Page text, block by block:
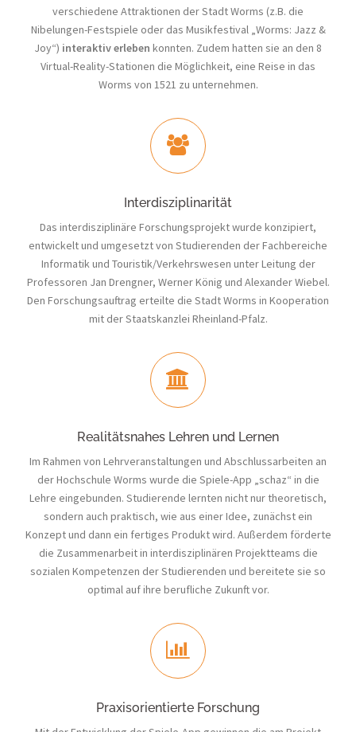
verschiedene Attraktionen der Stadt Worms (z.B. die
Nibelungen-Festspiele oder das Musikfestival „Worms: Jazz &
Joy“) interaktiv erleben konnten. Zudem hatten sie an den 8
Virtual-Reality-Stationen die Möglichkeit, eine Reise in das
Worms von 1521 zu unternehmen.
Interdisziplinarität
Das interdisziplinäre Forschungsprojekt wurde konzipiert,
entwickelt und umgesetzt von Studierenden der Fachbereiche
Informatik und Touristik/Verkehrswesen unter Leitung der
Professoren Jan Drengner, Werner König und Alexander Wiebel.
Den Forschungsauftrag erteilte die Stadt Worms in Kooperation
mit der Staatskanzlei Rheinland-Pfalz.
Realitätsnahes Lehren und Lernen
Im Rahmen von Lehrveranstaltungen und Abschlussarbeiten an
der Hochschule Worms wurde die Spiele-App „schaz“ in die
Lehre eingebunden. Studierende lernten nicht nur theoretisch,
sondern auch praktisch, wie aus einer Idee, zunächst ein
Konzept und dann ein fertiges Produkt wird. Außerdem förderte
die Zusammenarbeit in interdisziplinären Projektteams die
sozialen Kompetenzen der Studierenden und bereitete sie so
optimal auf ihre berufliche Zukunft vor.
Praxisorientierte Forschung